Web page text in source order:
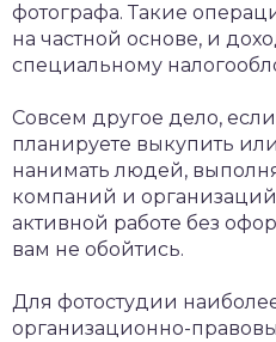
фотографа. Такие
на частной основе, и
специальному
Совсем другое дело,
планируете выкупить
нанимать людей,
компаний и организаций
активной работе без
вам не обойтись.
Для фотостудии
организационно-